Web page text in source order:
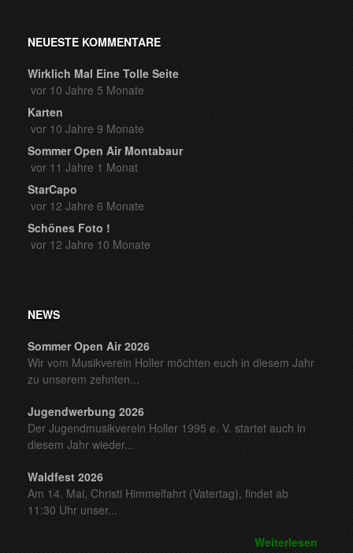
NEUESTE KOMMENTARE
Wirklich Mal Eine Tolle Seite
vor 10 Jahre 5 Monate
Karten
vor 10 Jahre 9 Monate
Sommer Open Air Montabaur
vor 11 Jahre 1 Monat
StarCapo
vor 12 Jahre 6 Monate
Schönes Foto !
vor 12 Jahre 10 Monate
NEWS
Sommer Open Air 2026
Wir vom Musikverein Holler möchten euch in diesem Jahr
zu unserem zehnten...
Jugendwerbung 2026
Der Jugendmusikverein Holler 1995 e. V. startet auch in
diesem Jahr wieder...
Waldfest 2026
Am 14. Mai, Christi Himmelfahrt (Vatertag), findet ab
11:30 Uhr unser...
Weiterlesen